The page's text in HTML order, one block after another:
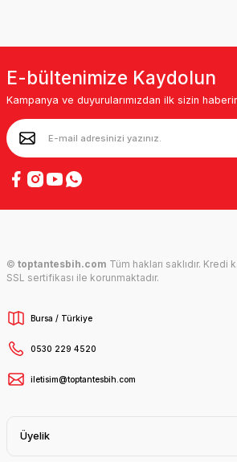
E-bültenimize Kaydolun
Kampanya ve duyurularımızdan ilk sizin
© toptantesbih.com Tüm hakları saklıdır.
SSL sertifikası ile korunmaktadır.
Bursa / Türkiye
0530 229 4520
iletisim@toptantesbih.com
Üyelik